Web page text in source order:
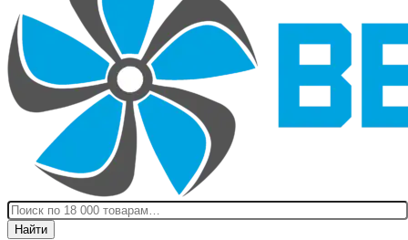
Найти